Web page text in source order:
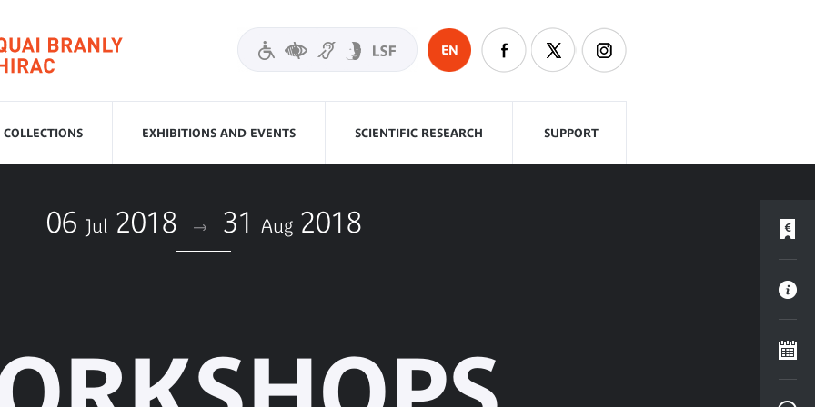
EN
COLLECTIONS EXHIBITIONS AND EVENTS SCIENTIFIC RESEARCH SUPPORT
06 Jul 2018 31 Aug 2018